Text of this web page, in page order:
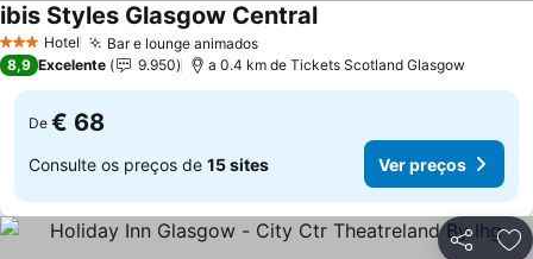
3 EstrelasHotel Bar e lounge animados
ibis Styles Glasgow Central
8,9 Excelente 9.950 a 0.4 km de Tickets Scotland Glasgow
De € 68
Consulte os preços de 15 sites Ver preços
Partilhar